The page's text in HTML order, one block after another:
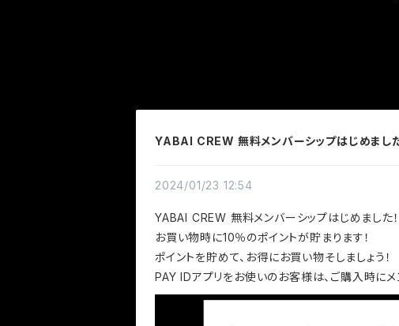
YABAI CREW 無料メンバーシップはじめまし
2024/01/23 12:54
YABAI CREW 無料メンバーシップはじめました！
お買い物時に10％のポイントが貯まります！
ポイントを貯めて、お得にお買い物そしましょう！
PAY IDアプリをお使いのお客様は、ご購入時にメ